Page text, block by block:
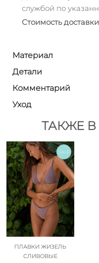
службой по
Стоимость
Материал
Детали
Комментарий
Уход
ТАКЖЕ
SALE
ПЛАВКИ ЖИЗЕЛЬ
СЛИВОВЫЕ